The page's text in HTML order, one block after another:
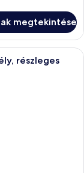
megtekintése
van egy
részleges